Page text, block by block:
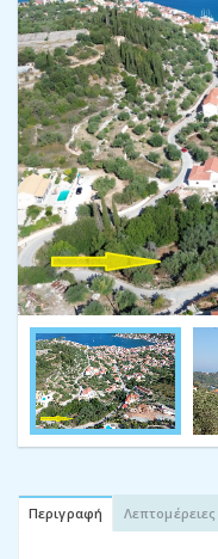
Περιγραφή Λεπτομέρειες